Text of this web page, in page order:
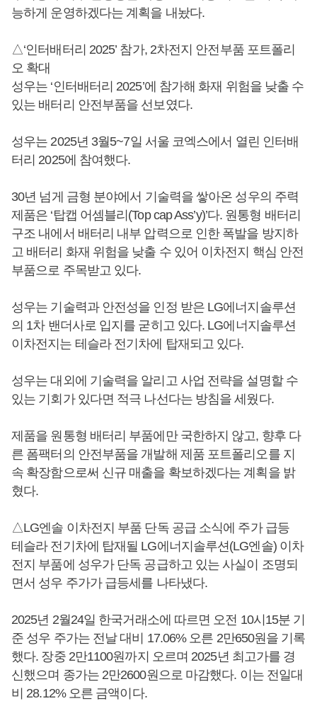
능하게 운영하겠다는 계획을 내놨다.
△‘인터배터리 2025’ 참가, 2차전지 안전부품 포트폴리
오 확대
성우는 ‘인터배터리 2025’에 참가해 화재 위험을 낮출 수
있는 배터리 안전부품을 선보였다.
성우는 2025년 3월5~7일 서울 코엑스에서 열린 인터배
터리 2025에 참여했다.
30년 넘게 금형 분야에서 기술력을 쌓아온 성우의 주력
제품은 ‘탑캡 어셈블리(Top cap Ass’y)’다. 원통형 배터리
구조 내에서 배터리 내부 압력으로 인한 폭발을 방지하
고 배터리 화재 위험을 낮출 수 있어 이차전지 핵심 안전
부품으로 주목받고 있다.
성우는 기술력과 안전성을 인정 받은 LG에너지솔루션
의 1차 밴더사로 입지를 굳히고 있다. LG에너지솔루션
이차전지는 테슬라 전기차에 탑재되고 있다.
성우는 대외에 기술력을 알리고 사업 전략을 설명할 수
있는 기회가 있다면 적극 나선다는 방침을 세웠다.
제품을 원통형 배터리 부품에만 국한하지 않고, 향후 다
른 폼팩터의 안전부품을 개발해 제품 포트폴리오를 지
속 확장함으로써 신규 매출을 확보하겠다는 계획을 밝
혔다.
△LG엔솔 이차전지 부품 단독 공급 소식에 주가 급등
테슬라 전기차에 탑재될 LG에너지솔루션(LG엔솔) 이차
전지 부품에 성우가 단독 공급하고 있는 사실이 조명되
면서 성우 주가가 급등세를 나타냈다.
2025년 2월24일 한국거래소에 따르면 오전 10시15분 기
준 성우 주가는 전날 대비 17.06% 오른 2만650원을 기록
했다. 장중 2만1100원까지 오르며 2025년 최고가를 경
신했으며 종가는 2만2600원으로 마감했다. 이는 전일대
비 28.12% 오른 금액이다.